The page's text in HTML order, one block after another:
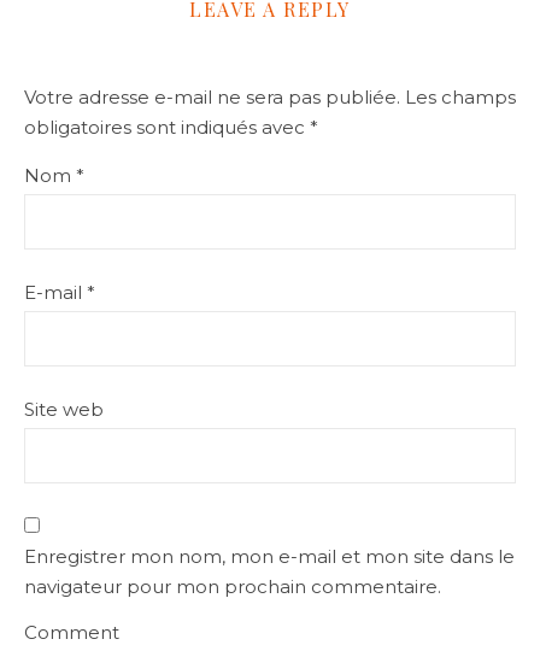
LEAVE A REPLY
Votre adresse e-mail ne sera pas publiée. Les champs
obligatoires sont indiqués avec *
Nom *
E-mail *
Site web
Enregistrer mon nom, mon e-mail et mon site dans le
navigateur pour mon prochain commentaire.
Comment